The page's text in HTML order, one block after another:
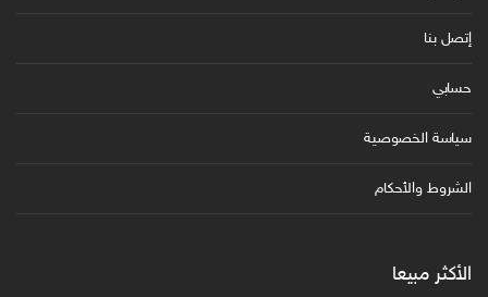
إتصل بنا
حسابي
سياسة الخصوصية
الشروط والأحكام
الأكثر مبيعا